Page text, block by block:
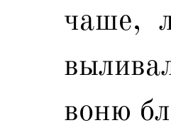
чаше,
воню